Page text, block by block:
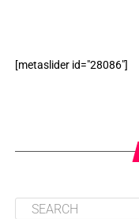
[metaslider id="28086"]